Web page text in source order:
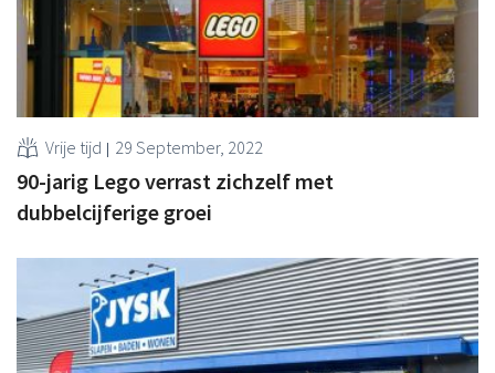
Vrije tijd 29 September, 2022
90-jarig Lego verrast zichzelf met
dubbelcijferige groei